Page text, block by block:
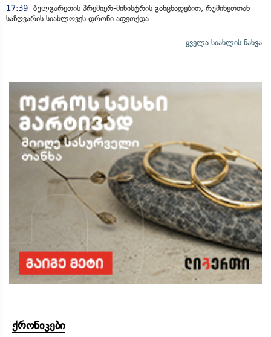
17:39 ბულგარეთის პრემიერ-მინისტრის განცხადებით, რუმინეთთან
საზღვარის სიახლოვეს დრონი აფეთქდა
ყველა სიახლის ნახვა
ქრონიკები